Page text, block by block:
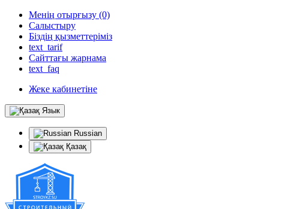
Менің отырғызу (0)
Салыстыру
Біздің қызметтеріміз
text_tarif
Сайттағы жарнама
text_faq
Жеке кабинетіне
Язык
Russian
Қазақ